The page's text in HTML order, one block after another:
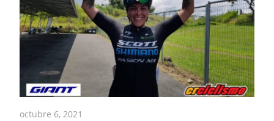
octubre 6, 2021